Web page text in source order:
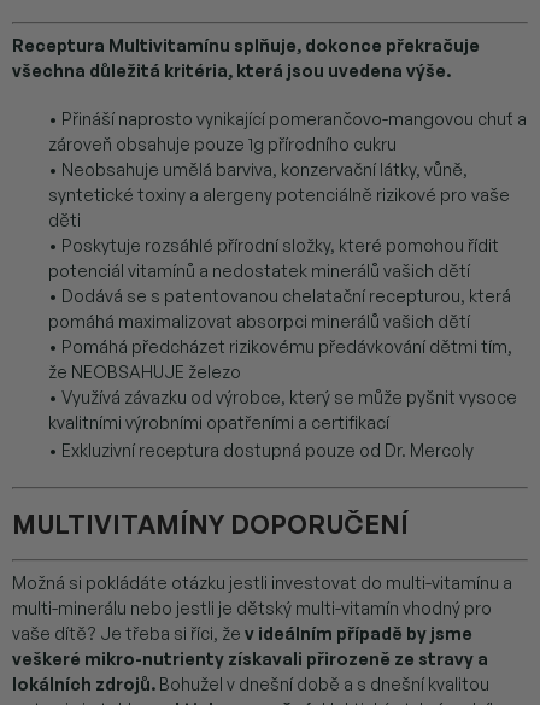
Receptura Multivitamínu splňuje, dokonce překračuje
všechna důležitá kritéria, která jsou uvedena výše.
• Přináší naprosto vynikající pomerančovo-mangovou chuť a
zároveň obsahuje pouze 1g přírodního cukru
• Neobsahuje umělá barviva, konzervační látky, vůně,
syntetické toxiny a alergeny potenciálně rizikové pro vaše
děti
• Poskytuje rozsáhlé přírodní složky, které pomohou řídit
potenciál vitamínů a nedostatek minerálů vašich dětí
• Dodává se s patentovanou chelatační recepturou, která
pomáhá maximalizovat absorpci minerálů vašich dětí
• Pomáhá předcházet rizikovému předávkování dětmi tím,
že NEOBSAHUJE železo
• Využívá závazku od výrobce, který se může pyšnit vysoce
kvalitními výrobními opatřeními a certifikací
• Exkluzivní receptura dostupná pouze od Dr. Mercoly
MULTIVITAMÍNY DOPORUČENÍ
Možná si pokládáte otázku jestli investovat do multi-vitamínu a
multi-minerálu nebo jestli je dětský multi-vitamín vhodný pro
vaše dítě? Je třeba si říci, že v ideálním případě by jsme
veškeré mikro-nutrienty získavali přirozeně ze stravy a
lokálních zdrojů. Bohužel v dnešní době a s dnešní kvalitou